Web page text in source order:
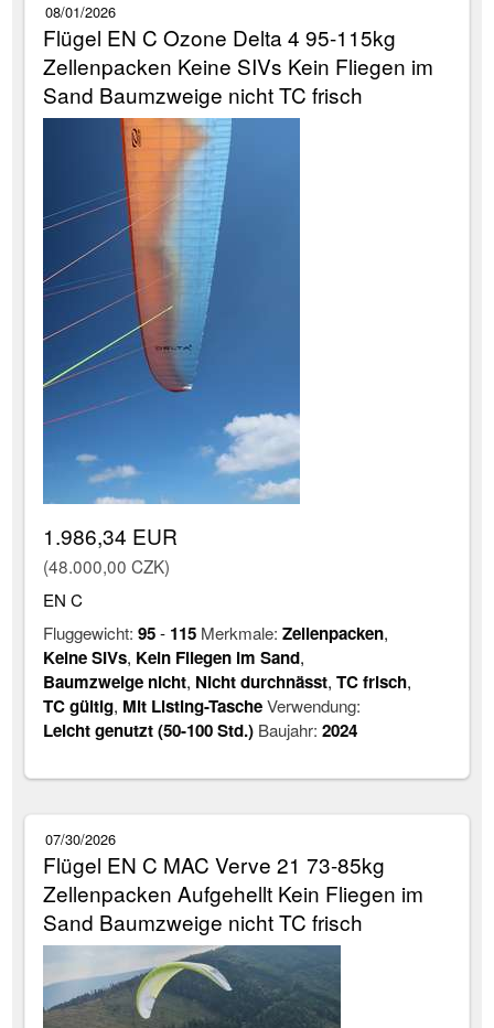
08/01/2026
Flügel EN C Ozone Delta 4 95-115kg
Zellenpacken Keine SIVs Kein Fliegen im
Sand Baumzweige nicht TC frisch
1.986,34 EUR
(48.000,00 CZK)
EN C
Fluggewicht:95- 115 Merkmale:Zellenpacken,
Keine SIVs, Kein Fliegen im Sand,
Baumzweige nicht, Nicht durchnässt,TC frisch,
TC gültig, Mit Listing-TascheVerwendung:
Leicht genutzt (50-100 Std.) Baujahr:2024
07/30/2026
Flügel EN C MAC Verve 21 73-85kg
Zellenpacken Aufgehellt Kein Fliegen im
Sand Baumzweige nicht TC frisch